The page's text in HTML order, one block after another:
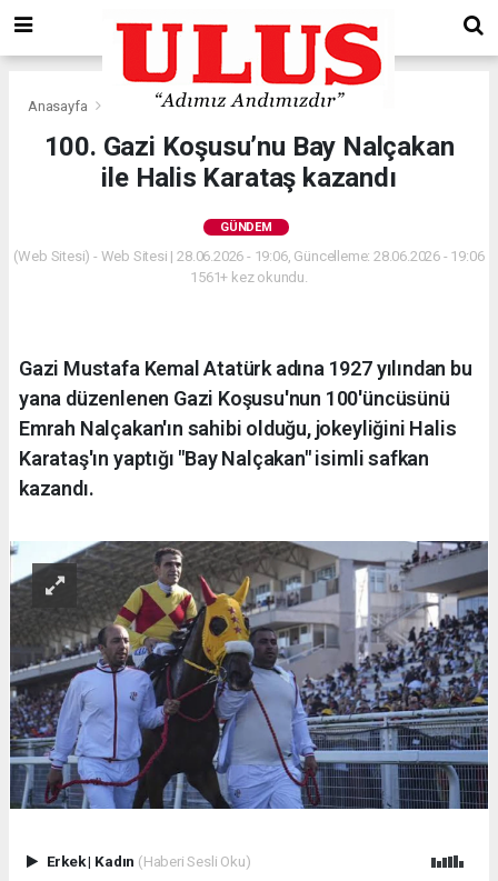
Anasayfa Gündem
100. Gazi Koşusu’nu Bay Nalçakan
ile Halis Karataş kazandı
GÜNDEM
(Web Sitesi) - Web Sitesi | 28.06.2026 - 19:06, Güncelleme: 28.06.2026 - 19:06
1561+ kez okundu.
Gazi Mustafa Kemal Atatürk adına 1927 yılından bu
yana düzenlenen Gazi Koşusu'nun 100'üncüsünü
Emrah Nalçakan'ın sahibi olduğu, jokeyliğini Halis
Karataş'ın yaptığı "Bay Nalçakan" isimli safkan
kazandı.
Erkek| Kadın (Haberi Sesli Oku)